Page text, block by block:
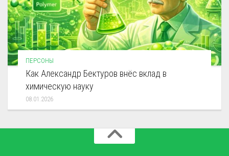
ПЕРСОНЫ
Как Александр Бектуров внёс вклад в
химическую науку
08.01.2026